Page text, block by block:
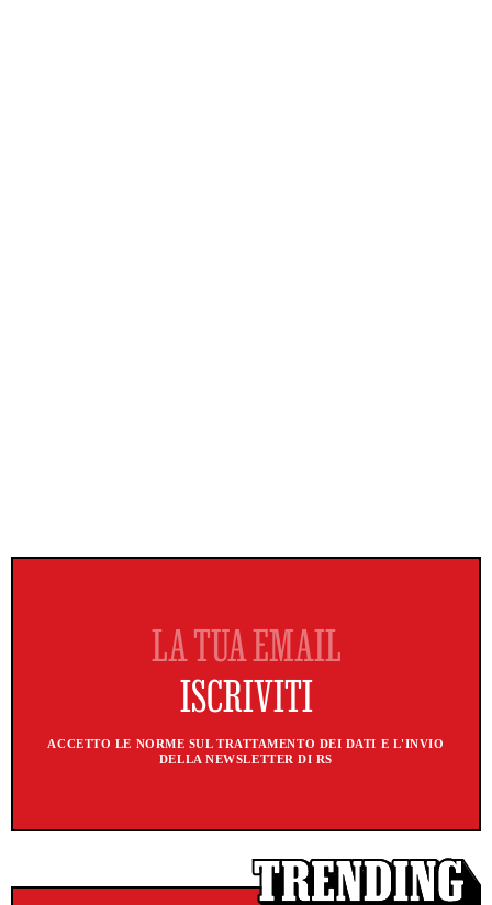
ACCETTO LE NORME SUL TRATTAMENTO DEI DATI E L'INVIO
DELLA NEWSLETTER DI RS